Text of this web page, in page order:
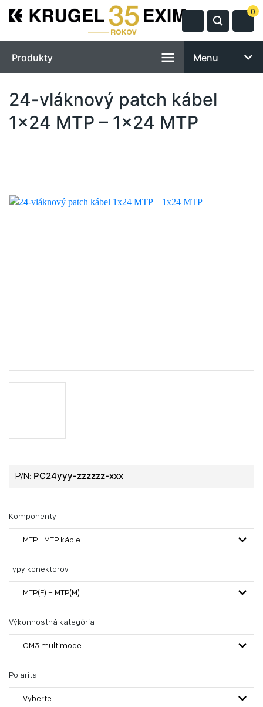
0
Produkty Menu
24-vláknový patch kábel
1x24 MTP – 1x24 MTP
P/N: PC24yyy-zzzzzz-xxx
Komponenty
MTP - MTP káble
Typy konektorov
MTP(F) – MTP(M)
Výkonnostná kategória
OM3 multimode
Polarita
Vyberte..